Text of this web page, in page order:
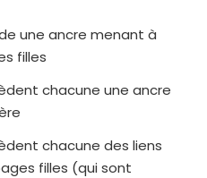
une ancre menant à
filles
chacune une ancre
chacune des liens
filles (qui sont